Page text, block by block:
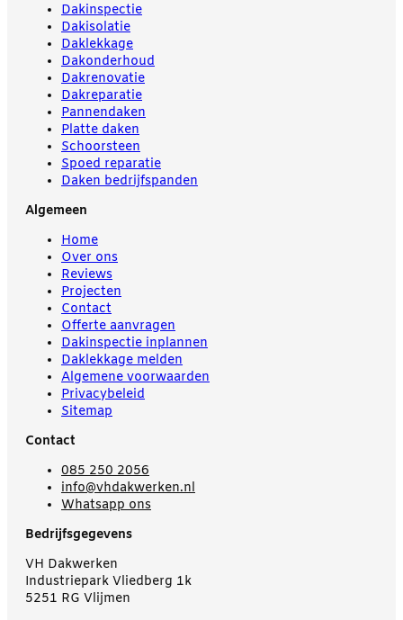
Dakinspectie
Dakisolatie
Daklekkage
Dakonderhoud
Dakrenovatie
Dakreparatie
Pannendaken
Platte daken
Schoorsteen
Spoed reparatie
Daken bedrijfspanden
Algemeen
Home
Over ons
Reviews
Projecten
Contact
Offerte aanvragen
Dakinspectie inplannen
Daklekkage melden
Algemene voorwaarden
Privacybeleid
Sitemap
Contact
085 250 2056
info@vhdakwerken.nl
Whatsapp ons
Bedrijfsgegevens
VH Dakwerken
Industriepark Vliedberg 1k
5251 RG Vlijmen